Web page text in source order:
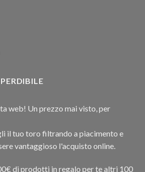
web! Un prezzo mai visto, per
il tuo toro filtrando a piacimento e
vantaggioso l'acquisto online.
di prodotti in regalo per te altri 100